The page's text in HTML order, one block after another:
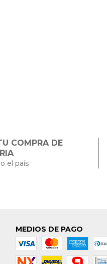
COMPRA DE
el país
MEDIOS DE PAGO